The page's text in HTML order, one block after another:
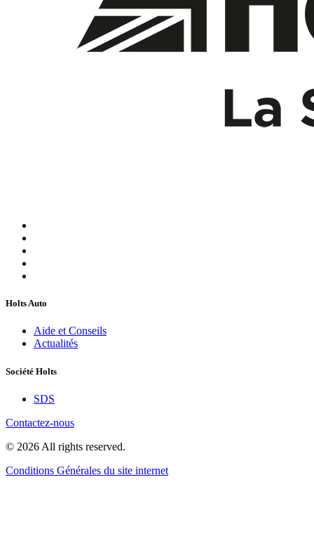
Holts Auto
Aide et Conseils
Actualités
Société Holts
SDS
Contactez-nous
© 2026 All rights reserved.
Conditions Générales du site internet